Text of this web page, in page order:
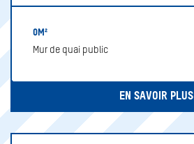
0M²
Mur de quai public
EN SAVOIR PLUS